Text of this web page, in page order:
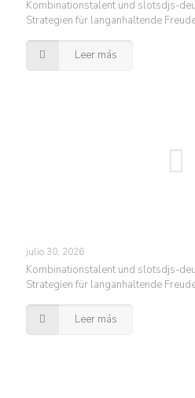
Kombinationstalent und slotsdjs-
Strategien für langanhaltende
Leer más
julio 30, 2026
Kombinationstalent und slotsdjs-
Strategien für langanhaltende
Leer más